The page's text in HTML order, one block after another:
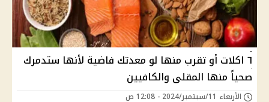
٦ اكلات أو تقرب منها لو معدتك فاضية لأنها ستدمرك
صحياً منها المقلى والكافيين
الأربعاء 11/سبتمبر/2024 - 12:08 ص